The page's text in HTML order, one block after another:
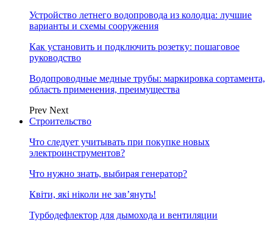
Устройство летнего водопровода из колодца: лучшие
варианты и схемы сооружения
Как установить и подключить розетку: пошаговое
руководство
Водопроводные медные трубы: маркировка сортамента,
область применения, преимущества
Prev Next
Строительство
Что следует учитывать при покупке новых
электроинструментов?
Что нужно знать, выбирая генератор?
Квіти, які ніколи не зав’януть!
Турбодефлектор для дымохода и вентиляции